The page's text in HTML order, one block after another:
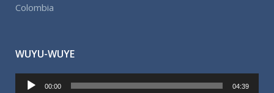
Colombia
WUYU-WUYE
Reproductor
00:00 04:39